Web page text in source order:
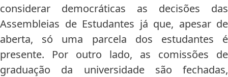
considerar democráticas as decisões das
Assembleias de Estudantes já que, apesar de
aberta, só uma parcela dos estudantes é
presente. Por outro lado, as comissões de
graduação da universidade são fechadas,